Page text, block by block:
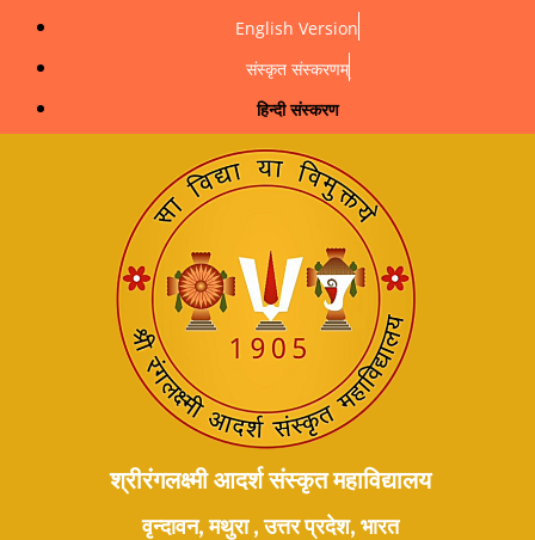
English Version
संस्कृत संस्करणम्
हिन्दी संस्करण
श्रीरंगलक्ष्मी आदर्श संस्कृत महाविद्यालय
वृन्दावन, मथुरा , उत्तर प्रदेश, भारत